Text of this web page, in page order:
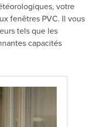
votre
fenêtres PVC. Il vous
tels que les
capacités